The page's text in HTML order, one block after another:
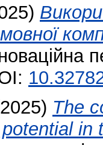
The
in